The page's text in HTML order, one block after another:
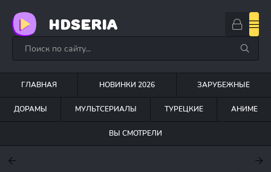
HDSERIA
ГЛАВНАЯ НОВИНКИ 2026 ЗАРУБЕЖНЫЕ
ДОРАМЫ МУЛЬТСЕРИАЛЫ ТУРЕЦКИЕ АНИМЕ
ВЫ СМОТРЕЛИ